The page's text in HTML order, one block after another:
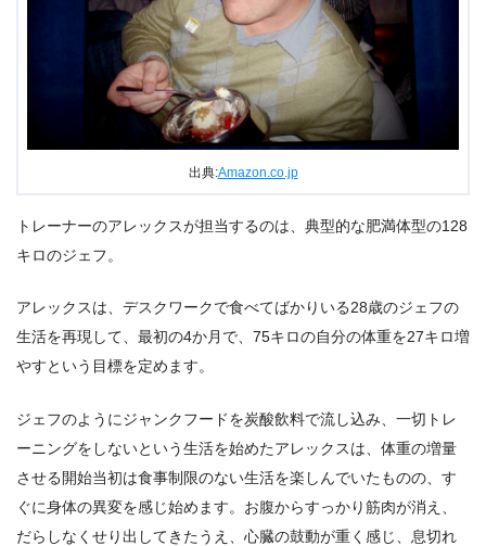
出典:Amazon.co.jp
トレーナーのアレックスが担当するのは、典型的な肥満体型の128
キロのジェフ。
アレックスは、デスクワークで食べてばかりいる28歳のジェフの
生活を再現して、最初の4か月で、75キロの自分の体重を27キロ増
やすという目標を定めます。
ジェフのようにジャンクフードを炭酸飲料で流し込み、一切トレ
ーニングをしないという生活を始めたアレックスは、体重の増量
させる開始当初は食事制限のない生活を楽しんでいたものの、す
ぐに身体の異変を感じ始めます。お腹からすっかり筋肉が消え、
だらしなくせり出してきたうえ、心臓の鼓動が重く感じ、息切れ